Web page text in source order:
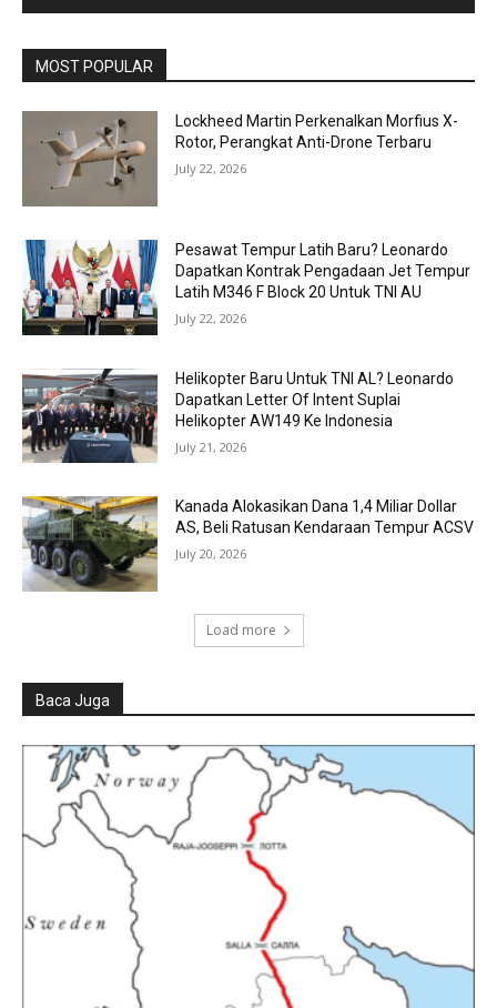
MOST POPULAR
Lockheed Martin Perkenalkan Morfius X-
Rotor, Perangkat Anti-Drone Terbaru
July 22, 2026
Pesawat Tempur Latih Baru? Leonardo
Dapatkan Kontrak Pengadaan Jet Tempur
Latih M346 F Block 20 Untuk TNI AU
July 22, 2026
Helikopter Baru Untuk TNI AL? Leonardo
Dapatkan Letter Of Intent Suplai
Helikopter AW149 Ke Indonesia
July 21, 2026
Kanada Alokasikan Dana 1,4 Miliar Dollar
AS, Beli Ratusan Kendaraan Tempur ACSV
July 20, 2026
Load more
Baca Juga